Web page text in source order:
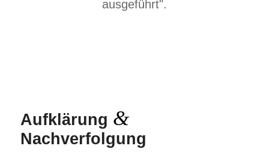
Aufklärung &
Nachverfolgung